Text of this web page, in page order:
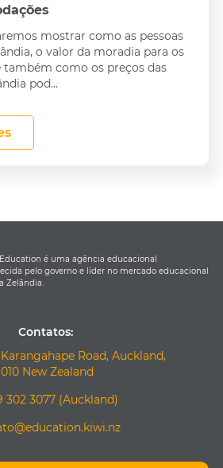
mostrar como as pessoas
o valor da moradia para os
também como os preços das
pod...
é uma agência educacional
pelo governo e líder no mercado educacional
Zelândia.
Contatos:
Road, Auckland,
New Zealand
302 3077 (Auckland)